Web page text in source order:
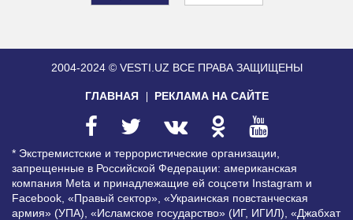
2004-2024 © VESTI.UZ ВСЕ ПРАВА ЗАЩИЩЕНЫ
ГЛАВНАЯ РЕКЛАМА НА САЙТЕ
* Экстремистские и террористические организации,
запрещенные в Российской Федерации: американская
компания Meta и принадлежащие ей соцсети Instagram и
Facebook, «Правый сектор», «Украинская повстанческая
армия» (УПА), «Исламское государство» (ИГ, ИГИЛ), «Джабхат